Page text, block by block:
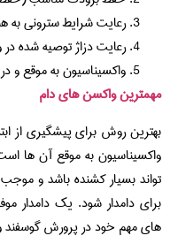
رعایت شرایط سترونی به
رعایت دزاژ توصیه شده
واکسیناسیون به موقع و
مهمترین واکسن های دام
بهترین روش برای پیشگیری از
واکسیناسیون به موقع آن ها
تواند بسیار کشنده باشد و
برای دامدار شود. یک دامدار
های مهم خود در پرورش گوسفند